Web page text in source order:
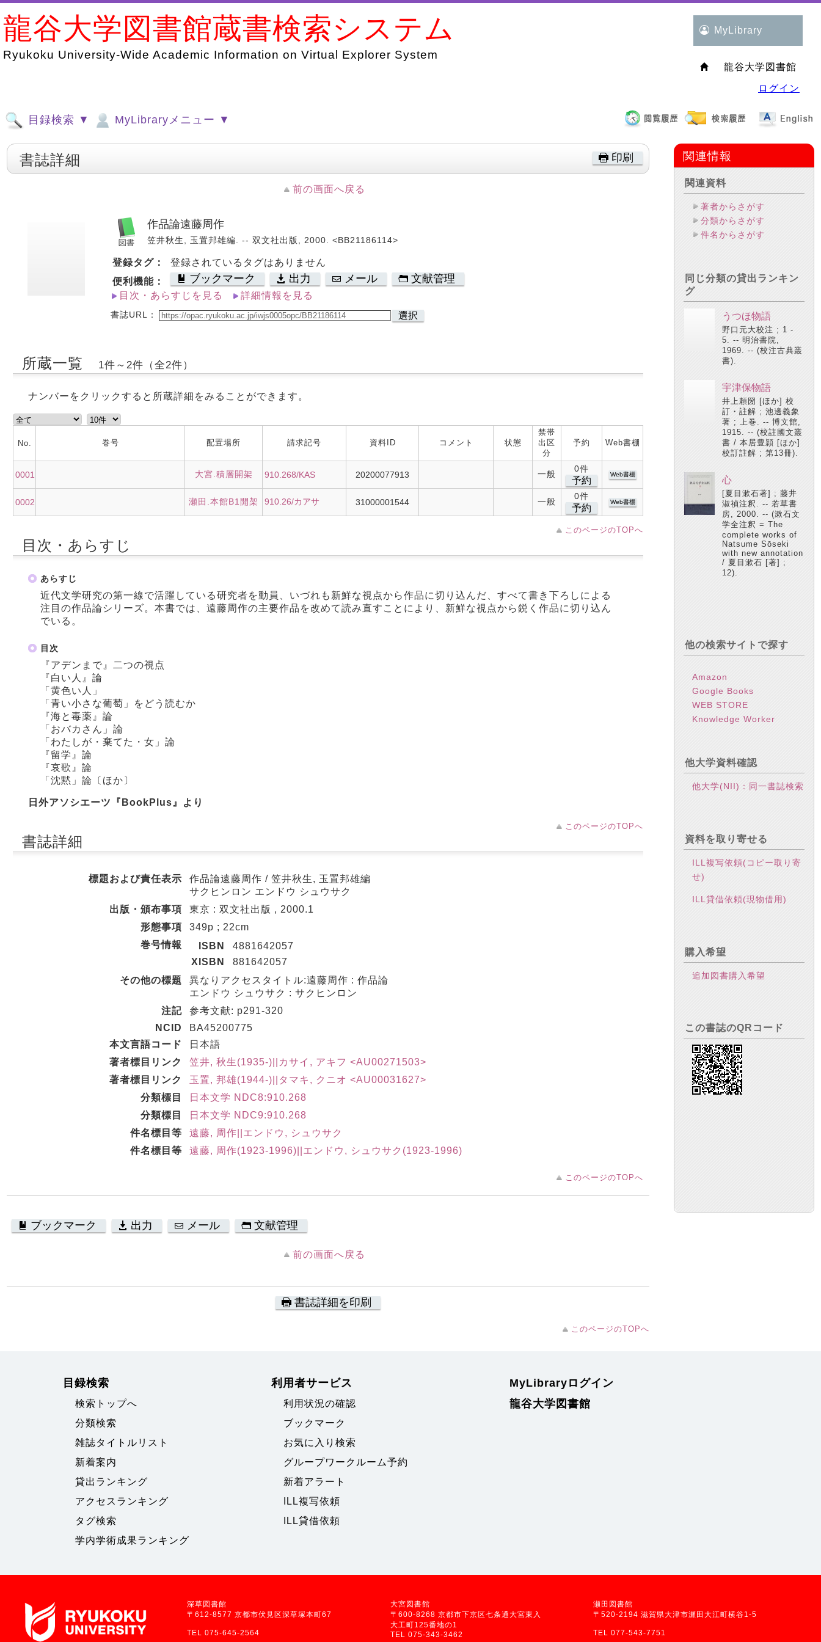
龍谷大学図書館蔵書検索システム
Ryukoku University-Wide Academic Information on Virtual Explorer System
MyLibrary
龍谷大学図書館
ログイン
目録検索 ▼ MyLibraryメニュー ▼
印刷
書誌詳細
前の画面へ戻る
作品論遠藤周作
笠井秋生, 玉置邦雄編. -- 双文社出版, 2000. <BB21186114>
登録タグ：
登録されているタグはありません
便利機能：
ブックマーク 出力 メール 文献管理
目次・あらすじを見る 詳細情報を見る
書誌URL： 選択
所蔵一覧 1件～2件（全2件）
ナンバーをクリックすると所蔵詳細をみることができます。
No. 巻号 配置場所 請求記号 資料ID コメント 状態
禁帯
出区
分
予約 Web書棚
0001 大宮.積層開架 910.268/KAS 20200077913 一般
0件
予約
Web書棚
0002 瀬田.本館B1開架 910.26/カアサ 31000001544 一般
0件
予約
Web書棚
このページのTOPへ
目次・あらすじ
あらすじ
近代文学研究の第一線で活躍している研究者を動員、いづれも新鮮な視点から作品に切り込んだ、すべて書き下ろしによる
注目の作品論シリーズ。本書では、遠藤周作の主要作品を改めて読み直すことにより、新鮮な視点から鋭く作品に切り込ん
でいる。
目次
『アデンまで』二つの視点
『白い人』論
「黄色い人」
「青い小さな葡萄」をどう読むか
『海と毒薬』論
「おバカさん」論
「わたしが・棄てた・女」論
『留学』論
『哀歌』論
「沈黙」論〔ほか〕
日外アソシエーツ『BookPlus』より
このページのTOPへ
書誌詳細
標題および責任表示
作品論遠藤周作 / 笠井秋生, 玉置邦雄編
サクヒンロン エンドウ シュウサク
出版・頒布事項
東京 : 双文社出版 , 2000.1
形態事項
349p ; 22cm
巻号情報
ISBN
4881642057
XISBN
881642057
その他の標題
異なりアクセスタイトル:遠藤周作 : 作品論
エンドウ シュウサク : サクヒンロン
注記
参考文献: p291-320
NCID
BA45200775
本文言語コード
日本語
著者標目リンク
笠井, 秋生(1935-)||カサイ, アキフ <AU00271503>
著者標目リンク
玉置, 邦雄(1944-)||タマキ, クニオ <AU00031627>
分類標目
日本文学 NDC8:910.268
分類標目
日本文学 NDC9:910.268
件名標目等
遠藤, 周作||エンドウ, シュウサク
件名標目等
遠藤, 周作(1923-1996)||エンドウ, シュウサク(1923-1996)
このページのTOPへ
ブックマーク 出力 メール 文献管理
前の画面へ戻る
書誌詳細を印刷
このページのTOPへ
関連情報
関連資料
著者からさがす
分類からさがす
件名からさがす
同じ分類の貸出ランキン
グ
うつほ物語
野口元大校注 ; 1 -
5. -- 明治書院,
1969. -- (校注古典叢
書).
宇津保物語
井上頼圀 [ほか] 校
訂・註解 ; 池邊義象
著 ; 上巻. -- 博文館,
1915. -- (校註國文叢
書 / 本居豊頴 [ほか]
校訂註解 ; 第13冊).
心
[夏目漱石著] ; 藤井
淑禎注釈. -- 若草書
房, 2000. -- (漱石文
学全注釈 = The
complete works of
Natsume Sōseki
with new annotation
/ 夏目漱石 [著] ;
12).
他の検索サイトで探す
Amazon
Google Books
WEB STORE
Knowledge Worker
他大学資料確認
他大学(NII)：同一書誌検索
資料を取り寄せる
ILL複写依頼(コピー取り寄
せ)
ILL貸借依頼(現物借用)
購入希望
追加図書購入希望
この書誌のQRコード
目録検索
検索トップへ
分類検索
雑誌タイトルリスト
新着案内
貸出ランキング
アクセスランキング
タグ検索
学内学術成果ランキング
利用者サービス
利用状況の確認
ブックマーク
お気に入り検索
グループワークルーム予約
新着アラート
ILL複写依頼
ILL貸借依頼
MyLibraryログイン
龍谷大学図書館
深草図書館
〒612-8577 京都市伏見区深草塚本町67
TEL 075-645-2564
大宮図書館
〒600-8268 京都市下京区七条通大宮東入
大工町125番地の1
TEL 075-343-3462
瀬田図書館
〒520-2194 滋賀県大津市瀬田大江町横谷1-5
TEL 077-543-7751